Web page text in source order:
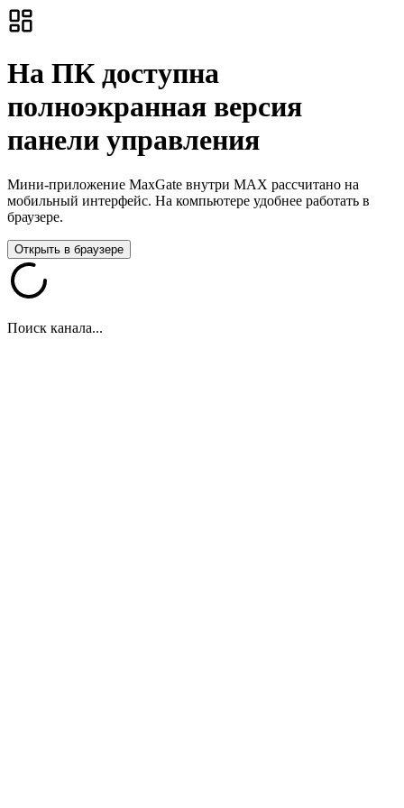
На ПК доступна
полноэкранная версия
панели управления
Мини-приложение MaxGate внутри MAX рассчитано на
мобильный интерфейс. На компьютере удобнее работать в
браузере.
Открыть в браузере
Поиск канала...